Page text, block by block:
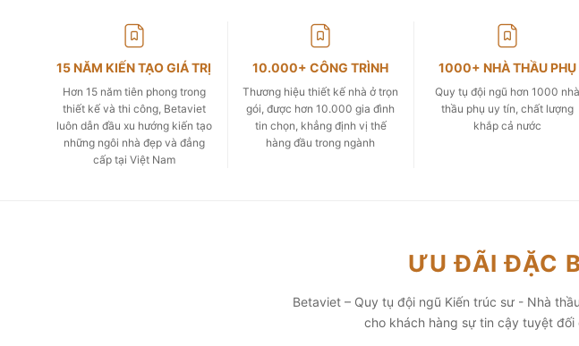
15 NĂM KIẾN TẠO GIÁ TRỊ
Hơn 15 năm tiên phong trong
thiết kế và thi công, Betaviet
luôn dẫn đầu xu hướng kiến tạo
những ngôi nhà đẹp và đẳng
cấp tại Việt Nam
10.000+ CÔNG TRÌNH
Thương hiệu thiết kế nhà ở trọn
gói, được hơn 10.000 gia đình
tin chọn, khẳng định vị thế
hàng đầu trong ngành
1000+ NHÀ THẦU PHỤ
Quy tụ đội ngũ hơn 1000 nhà
thầu phụ uy tín, chất lượng
khắp cả nước
ƯU ĐÃI ĐẶC
Betaviet – Quy tụ đội ngũ Kiến trúc sư - Nhà
cho khách hàng sự tin cậy tuyệt